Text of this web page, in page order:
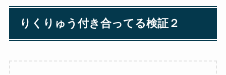
りくりゅう付き合ってる検証２